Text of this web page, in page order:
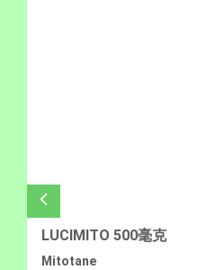
LUCIMITO 500毫克
Mitotane